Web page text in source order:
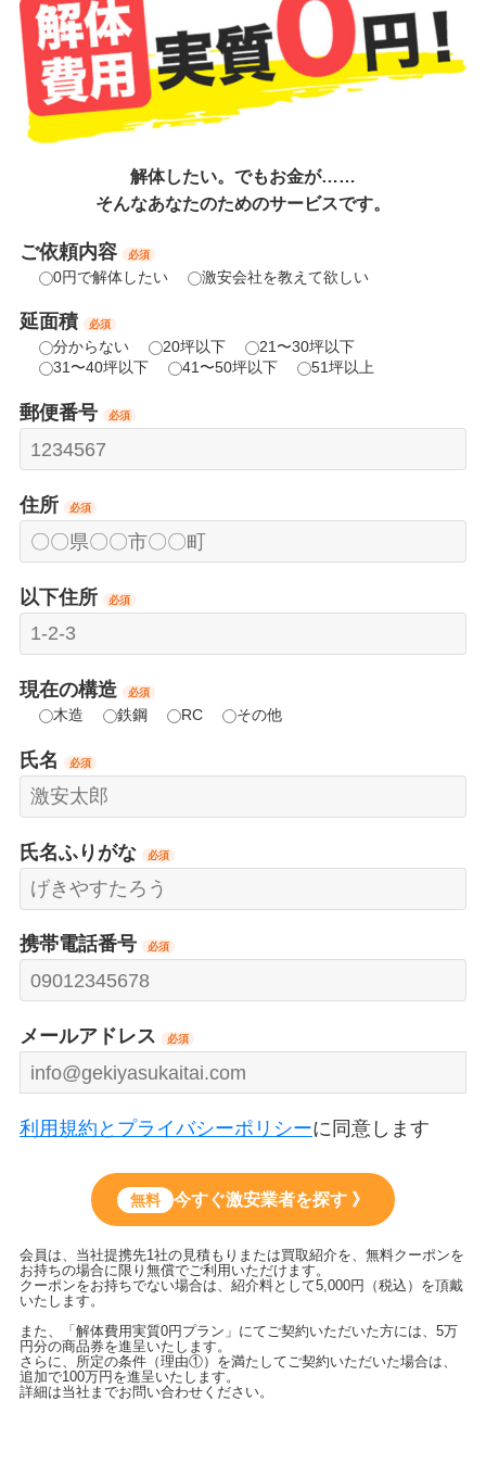
解体したい。でもお金が……
そんなあなたのためのサービスです。
ご依頼内容 必須
0円で解体したい 激安会社を教えて欲しい
延面積 必須
分からない 20坪以下
21〜30坪以下
31〜40坪以下
41〜50坪以下 51坪以上
郵便番号 必須
住所 必須
以下住所 必須
現在の構造 必須
木造 鉄鋼 RC その他
氏名 必須
氏名ふりがな 必須
携帯電話番号 必須
メールアドレス 必須
利用規約とプライバシーポリシーに同意します
無料 今すぐ激安業者を探す 》
会員は、当社提携先1社の見積もりまたは買取紹介を、無料クーポンを
お持ちの場合に限り無償でご利用いただけます。
クーポンをお持ちでない場合は、紹介料として5,000円（税込）を頂戴
いたします。
また、「解体費用実質0円プラン」にてご契約いただいた方には、5万
円分の商品券を進呈いたします。
さらに、所定の条件（理由①）を満たしてご契約いただいた場合は、
追加で100万円を進呈いたします。
詳細は当社までお問い合わせください。